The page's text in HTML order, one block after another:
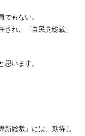
もない。
れ、「自民党総裁」
います。
新総裁」には、期待し